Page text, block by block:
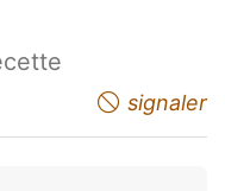
signaler